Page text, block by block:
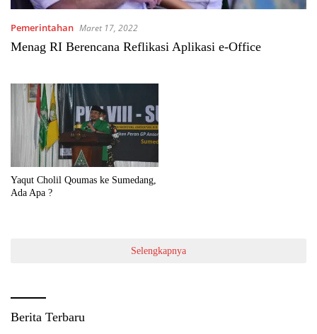
Pemerintahan Maret 17, 2022
Menag RI Berencana Reflikasi Aplikasi e-Office
Yaqut Cholil Qoumas ke Sumedang,
Ada Apa ?
Selengkapnya
Berita Terbaru